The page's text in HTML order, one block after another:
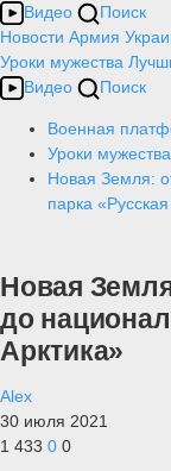
Видео
Поиск
Новости Армия
Уроки мужества
Видео
Поиск
Военная
Уроки мужества
Новая Земля:
парка
Новая
до
Арктика»
Alex
30 июля 2021
1 433 0 0